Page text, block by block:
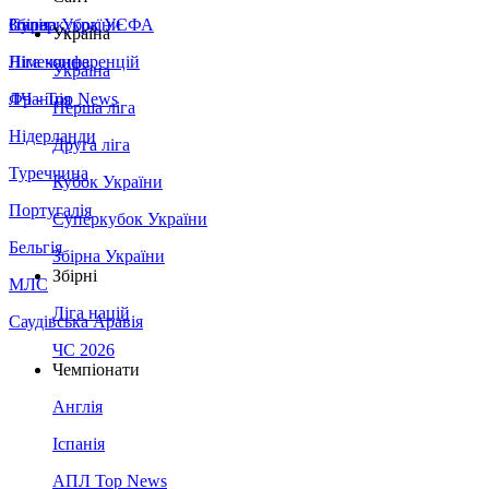
Збірна України
Італія
Німеччина
Франція
Нідерланди
Туреччина
Португалія
Бельгія
МЛС
Саудівська Аравія
Суперкубок УЄФА
Ліга конференцій
ЛЧ - Top News
Україна
Україна
Перша ліга
Друга ліга
Кубок України
Суперкубок України
Збірна України
Збірні
Ліга націй
ЧС 2026
Чемпіонати
Англія
Іспанія
АПЛ Top News